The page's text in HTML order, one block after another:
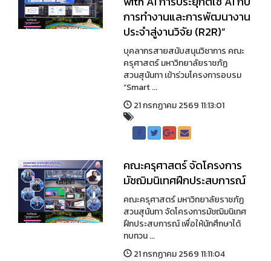
การทำงานและการพัฒนางาน
ประจำสู่งานวิจัย (R2R)”
บุคลากรสายสนับสนุนวิชาการ คณะ
ครุศาสตร์ มหาวิทยาลัยราชภัฏ
สวนสุนันทา เข้าร่วมโครงการอบรม
“Smart ...
21 กรกฏาคม 2569 11:13:01
คณะครุศาสตร์ จัดโครงการ
มัชฌิมนิเทศฝึกประสบการณ์
คณะครุศาสตร์ มหาวิทยาลัยราชภัฏ
สวนสุนันทา จัดโครงการมัชฌิมนิเทศ
ฝึกประสบการณ์ เพื่อให้นักศึกษาได้
ทบทวน ...
21 กรกฏาคม 2569 11:11:04